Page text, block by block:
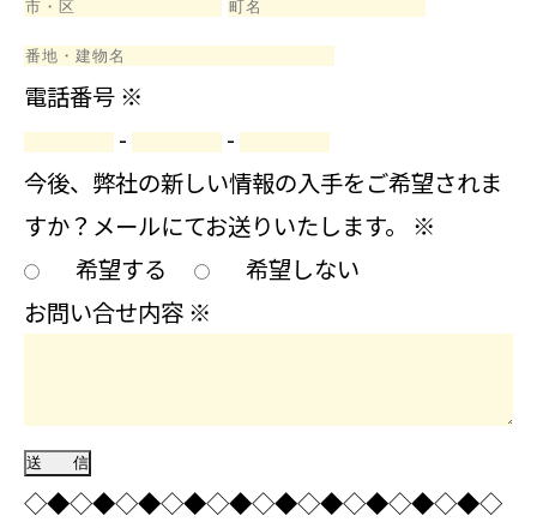
電話番号 ※
-
-
今後、弊社の新しい情報の入手をご希望されま
すか？メールにてお送りいたします。 ※
希望する
希望しない
お問い合せ内容 ※
◇◆◇◆◇◆◇◆◇◆◇◆◇◆◇◆◇◆◇◆◇